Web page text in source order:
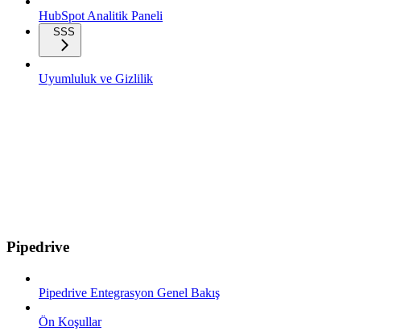
HubSpot Analitik Paneli
SSS
Uyumluluk ve Gizlilik
Pipedrive
Pipedrive Entegrasyon Genel Bakış
Ön Koşullar